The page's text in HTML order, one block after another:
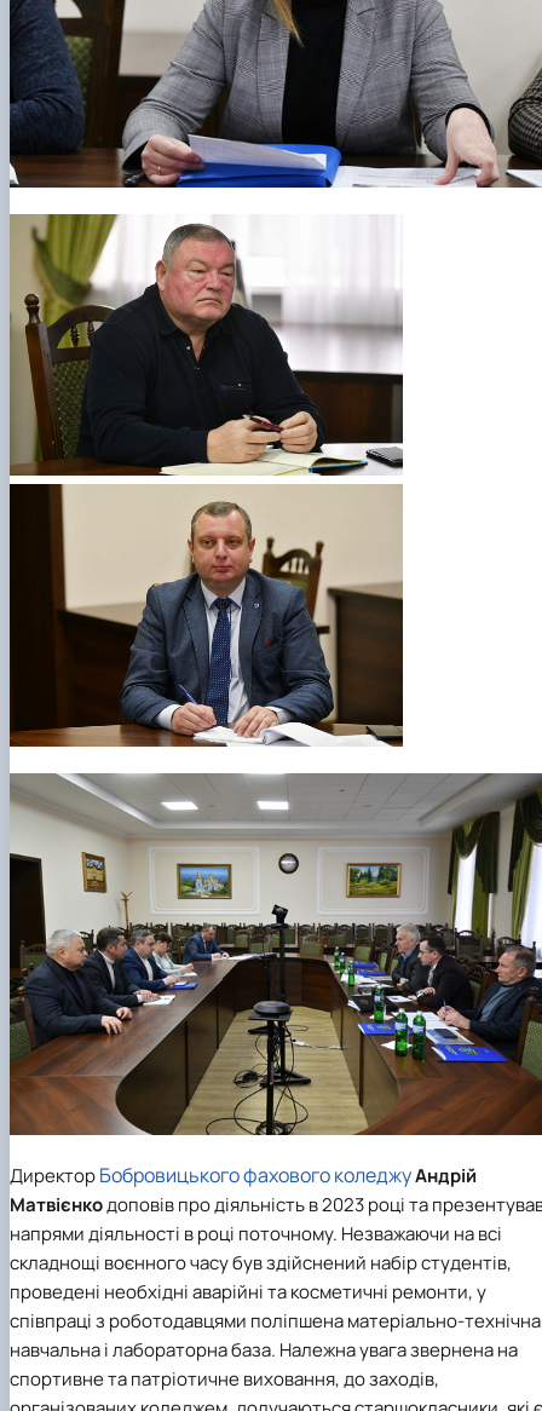
ДиректорБобровицького фахового коледжуАндрій
Матвієнкодоповів про діяльність в 2023 році та
напрями діяльності в році поточному. Незважаючи на всі
складнощі воєнного часу був здійснений набір студентів,
проведені необхідні аварійні та косметичні ремонти, у
співпраці з роботодавцями поліпшена матеріально-технічна
навчальна і лабораторна база. Належна увага звернена на
спортивне та патріотичне виховання, до заходів,